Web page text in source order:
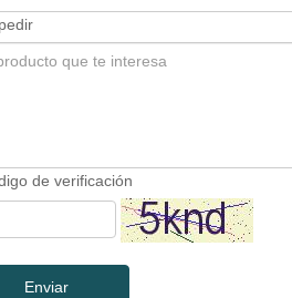
de verificación
Enviar